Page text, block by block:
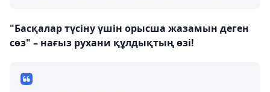
"Басқалар түсіну үшін орысша жазамын деген
сөз" – нағыз рухани құлдықтың өзі!